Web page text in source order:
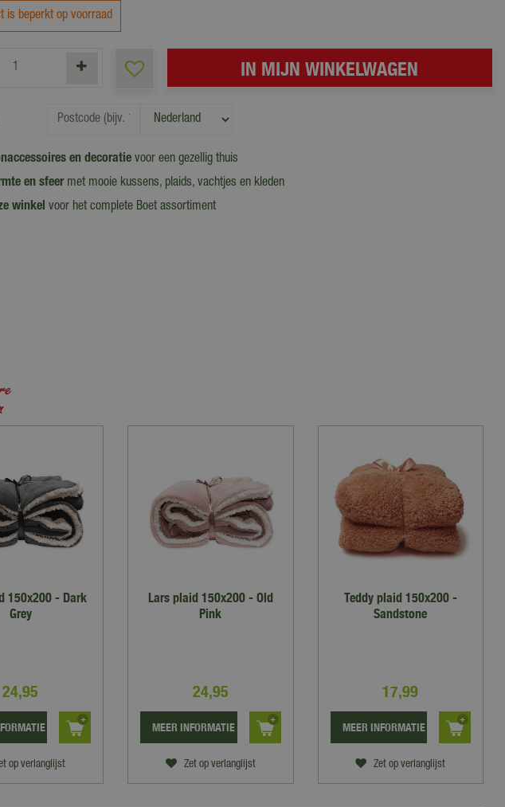
is beperkt op voorraad
en decoratievoor een gezellig thuis
en sfeermet mooie kussens, plaids, vachtjes en kleden
winkel voor het complete Boet assortiment
150x200 - Dark
Grey
24,95
op verlanglijst
Lars plaid 150x200 - Old
Pink
24,95
Zet op verlanglijst
MEER INFORMATIE
Teddy plaid 150x200 -
Sandstone
17,99
Zet op verlanglijst
MEER INFORMATIE